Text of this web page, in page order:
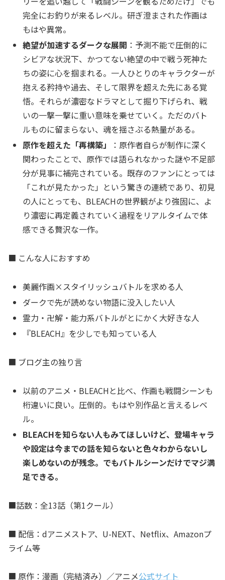
完全にお釣りが来るレベル。研ぎ澄まされた作画は
もはや異常。
絶望が加速するダークな展開 ：予測不能で圧倒的に
シビアな状況下、かつてない絶望の中で戦う死神た
ちの姿に心を掴まれる。一人ひとりのキャラクターが
抱える矜持や過去、そして限界を超えた先にある覚
悟。それらが濃密なドラマとして掘り下げられ、戦
いの一撃一撃に重い意味を乗せていく。ただのバト
ルものに留まらない、魂を揺さぶる熱量がある。
原作を超えた「再構築」
：原作者自らが制作に深く
関わったことで、原作では語られなかった謎や不足部
分が見事に補完されている。既存のファンにとっては
「これが見たかった」という驚きの連続であり、初見
の人にとっても、BLEACHの世界観がより強固に、よ
り濃密に再定義されていく過程をリアルタイムで体
感できる贅沢な一作。
■ こんな人におすすめ
美麗作画×スタイリッシュバトルを求める人
ダークで先が読めない物語に没入したい人
霊力・卍解・能力系バトルがとにかく大好きな人
『BLEACH』を少しでも知っている人
■ ブログ主の独り言
以前のアニメ・BLEACHと比べ、作画も戦闘シーンも
桁違いに良い。圧倒的。もはや別作品と言えるレベ
ル。
BLEACHを知らない人もみてほしいけど、登場キャラ
や設定は今までの話を知らないと色々わからないし
楽しめないのが残念。でもバトルシーンだけでマジ満
足できる。
■話数：全13話（第1クール）
■ 配信：dアニメストア、U-NEXT、Netflix、Amazonプ
ライム等
■ 原作：漫画（完結済み）／アニメ公式サイト